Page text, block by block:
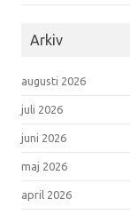
Arkiv
augusti 2026
juli 2026
juni 2026
maj 2026
april 2026